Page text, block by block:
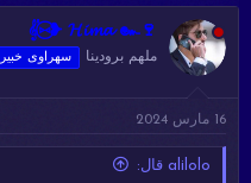
ف
ا
ع
ل
:
𝄟⑅⃝❥ 𝓗𝓲𝓶𝓪 ๛🍷
ملهم برودينا سهراوى خبير
16 مارس 2024
alilolo قال: